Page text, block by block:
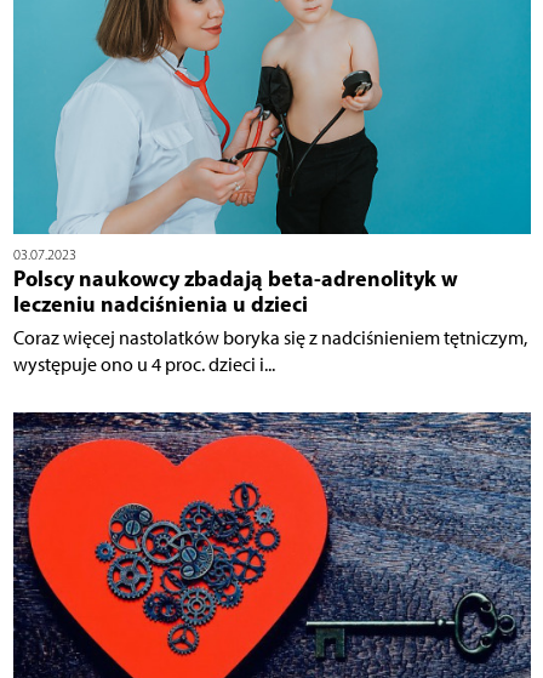
03.07.2023
Polscy naukowcy zbadają beta-adrenolityk w
leczeniu nadciśnienia u dzieci
Coraz więcej nastolatków boryka się z nadciśnieniem tętniczym,
występuje ono u 4 proc. dzieci i...